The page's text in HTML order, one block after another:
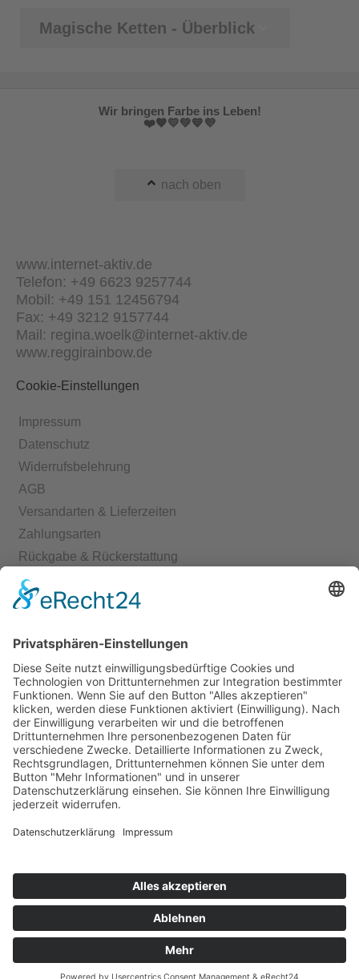
Magische Ketten - Überblick
Wir bringen Farbe ins Leben!
❤️🧡💛💚💙💜
nach oben
www.internet-aktiv.de
Telefon: +49 6623 9257744
Mobil: +49 151 12456794
Fax: +49 3212 9157744
Mail: regina.woelk@internet-aktiv.de
www.reggirainbow.de
Cookie-Einstellungen
Impressum
Datenschutz
Widerrufsbelehrung
AGB
Versandarten & Lieferzeiten
Zahlungsarten
Rückgabe & Rückerstattung
Echtheit von Bewertungen
Kontakt
Shop
Mein Konto
Warenkorb
Kasse
Vertrag widerrufen
REGGIRAINBOW® Schmuck + Accessoires © 2026. Alle Rechte
vorbehalten.
Aufgrund der Anwendung der Kleinunternehmerregelung gemäß § 19